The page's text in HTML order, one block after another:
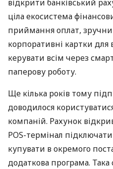
відкрити банківський
ціла екосистема
приймання оплат,
корпоративні картки для
керувати всім через
паперову роботу.
Ще кілька років тому
доводилося
компаній. Рахунок
POS-термінал
купувати в окремого
додаткова програма.